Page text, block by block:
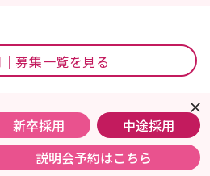
募集一覧を見る
close
新卒採用
中途採用
説明会予約はこちら